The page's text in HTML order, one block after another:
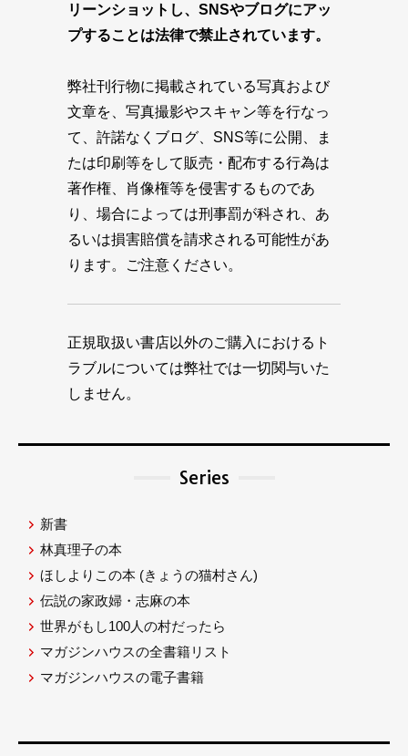
リーンショットし、SNSやブログにアッ
プすることは法律で禁止されています。
弊社刊行物に掲載されている写真および
文章を、写真撮影やスキャン等を行なっ
て、許諾なくブログ、SNS等に公開、ま
たは印刷等をして販売・配布する行為は
著作権、肖像権等を侵害するものであ
り、場合によっては刑事罰が科され、あ
るいは損害賠償を請求される可能性があ
ります。ご注意ください。
正規取扱い書店以外のご購入におけるト
ラブルについては弊社では一切関与いた
しません。
Series
新書
林真理子の本
ほしよりこの本 (きょうの猫村さん)
伝説の家政婦・志麻の本
世界がもし100人の村だったら
マガジンハウスの全書籍リスト
マガジンハウスの電子書籍